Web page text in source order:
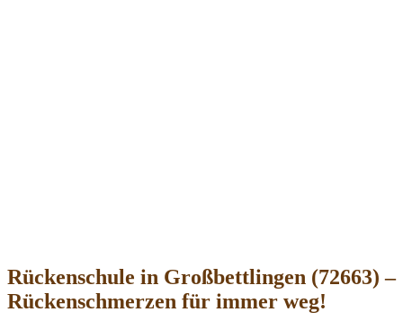
Rückenschule in Großbettlingen (72663) –
Rückenschmerzen für immer weg!